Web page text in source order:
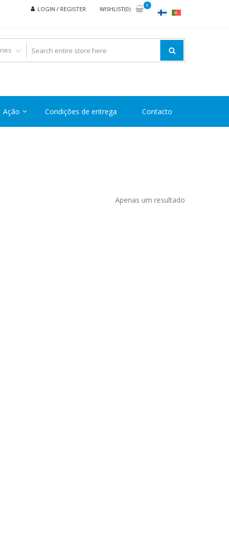
LOGIN / REGISTER WISHLIST(0)
0
Ação Condições de entrega Contacto
Apenas um resultado